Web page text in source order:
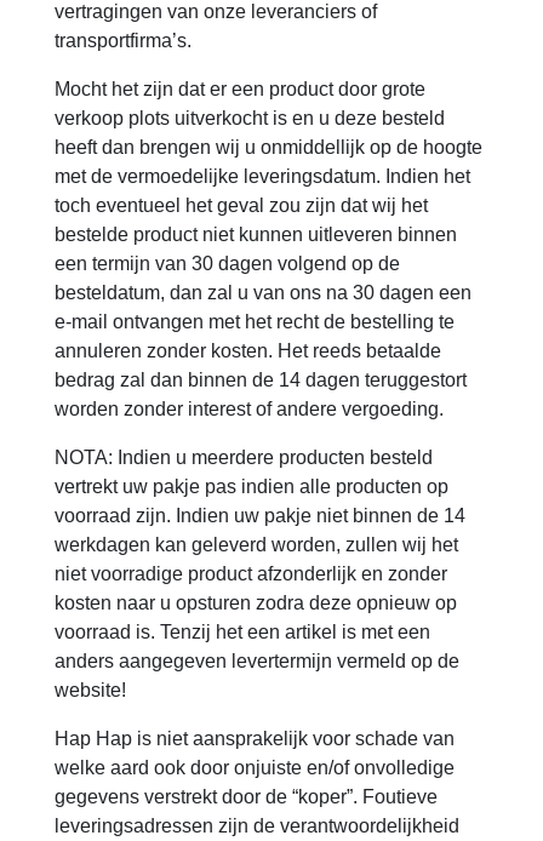
vertragingen van onze leveranciers of
transportfirma’s.
Mocht het zijn dat er een product door grote
verkoop plots uitverkocht is en u deze besteld
heeft dan brengen wij u onmiddellijk op de hoogte
met de vermoedelijke leveringsdatum. Indien het
toch eventueel het geval zou zijn dat wij het
bestelde product niet kunnen uitleveren binnen
een termijn van 30 dagen volgend op de
besteldatum, dan zal u van ons na 30 dagen een
e-mail ontvangen met het recht de bestelling te
annuleren zonder kosten. Het reeds betaalde
bedrag zal dan binnen de 14 dagen teruggestort
worden zonder interest of andere vergoeding.
NOTA: Indien u meerdere producten besteld
vertrekt uw pakje pas indien alle producten op
voorraad zijn. Indien uw pakje niet binnen de 14
werkdagen kan geleverd worden, zullen wij het
niet voorradige product afzonderlijk en zonder
kosten naar u opsturen zodra deze opnieuw op
voorraad is. Tenzij het een artikel is met een
anders aangegeven levertermijn vermeld op de
website!
Hap Hap is niet aansprakelijk voor schade van
welke aard ook door onjuiste en/of onvolledige
gegevens verstrekt door de “koper”. Foutieve
leveringsadressen zijn de verantwoordelijkheid